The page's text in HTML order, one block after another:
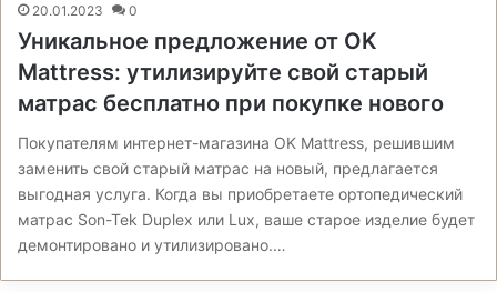
20.01.2023 0
Уникальное предложение от OK
Mattress: утилизируйте свой старый
матрас бесплатно при покупке нового
Покупателям интернет-магазина OK Mattress, решившим
заменить свой старый матрас на новый, предлагается
выгодная услуга. Когда вы приобретаете ортопедический
матрас Son-Tek Duplex или Lux, ваше старое изделие будет
демонтировано и утилизировано.…